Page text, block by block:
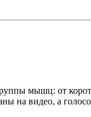
мышц: от
на видео, а